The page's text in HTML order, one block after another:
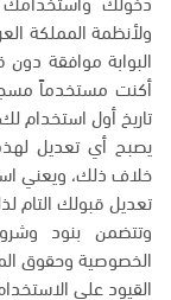
ولأنظمة المملكة
البوابة موافقة
أكنت مستخدماً
تاريخ أول استخدام
يصبح أي تعديل
خلاف ذلك، ويعني
تعديل قبولك التام
وتتضمن بنود
الخصوصية وحقوق
القيود على